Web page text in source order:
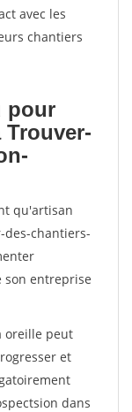
avec les
chantiers
pour
qu'artisan
des-chantiers-
entreprise
oreille peut
et
dans